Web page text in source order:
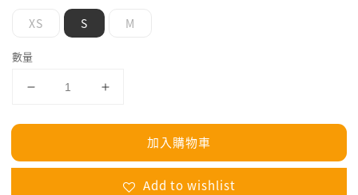
XS S M
數量
加入購物車
Add to wishlist